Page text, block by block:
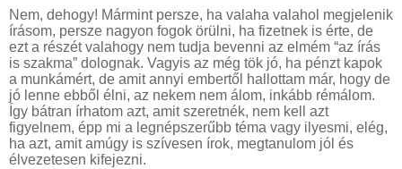
Nem, dehogy! Mármint persze, ha valaha valahol megjelenik
írásom, persze nagyon fogok örülni, ha fizetnek is érte, de
ezt a részét valahogy nem tudja bevenni az elmém “az írás
is szakma” dolognak. Vagyis az még tök jó, ha pénzt kapok
a munkámért, de amit annyi embertől hallottam már, hogy de
jó lenne ebből élni, az nekem nem álom, inkább rémálom.
Így bátran írhatom azt, amit szeretnék, nem kell azt
figyelnem, épp mi a legnépszerűbb téma vagy ilyesmi, elég,
ha azt, amit amúgy is szívesen írok, megtanulom jól és
élvezetesen kifejezni.